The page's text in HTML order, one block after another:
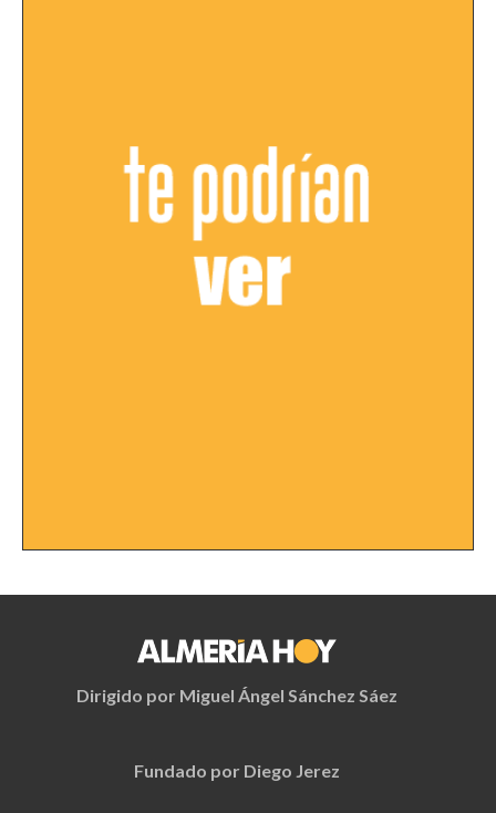
Dirigido por Miguel Ángel Sánchez Sáez
Fundado por Diego Jerez